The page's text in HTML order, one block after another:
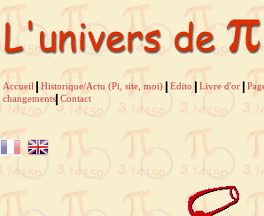
Accueil Historique/Actu (Pi, site, moi) Edito Livre d'or
changements Contact